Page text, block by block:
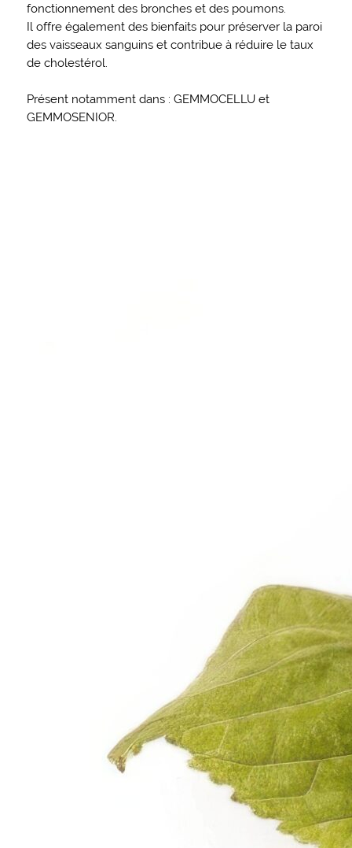
fonctionnement des bronches et des poumons.
Il offre également des bienfaits pour préserver la paroi
des vaisseaux sanguins et contribue à réduire le taux
de cholestérol.
Présent notamment dans : GEMMOCELLU et
GEMMOSENIOR.